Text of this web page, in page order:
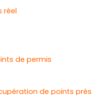
réel
de permis
de points près